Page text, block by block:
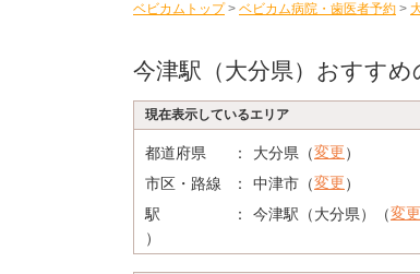
ベビカムトップ > ベビカム病院・歯医者予約 >
今津駅（大分県）おすす
現在表示しているエリア
都道府県 大分県（変更）
市区・路線
中津市（変更）
駅
今津駅（大分県）（変更
）